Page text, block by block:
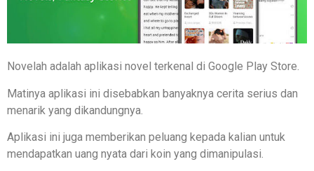
Novelah adalah aplikasi novel terkenal di Google Play Store.
Matinya aplikasi ini disebabkan banyaknya cerita serius dan
menarik yang dikandungnya.
Aplikasi ini juga memberikan peluang kepada kalian untuk
mendapatkan uang nyata dari koin yang dimanipulasi.